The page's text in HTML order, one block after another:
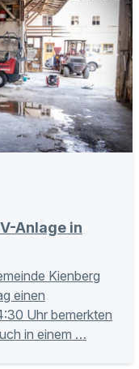
Anlage in
Kienberg
einen
Uhr bemerkten
in einem …